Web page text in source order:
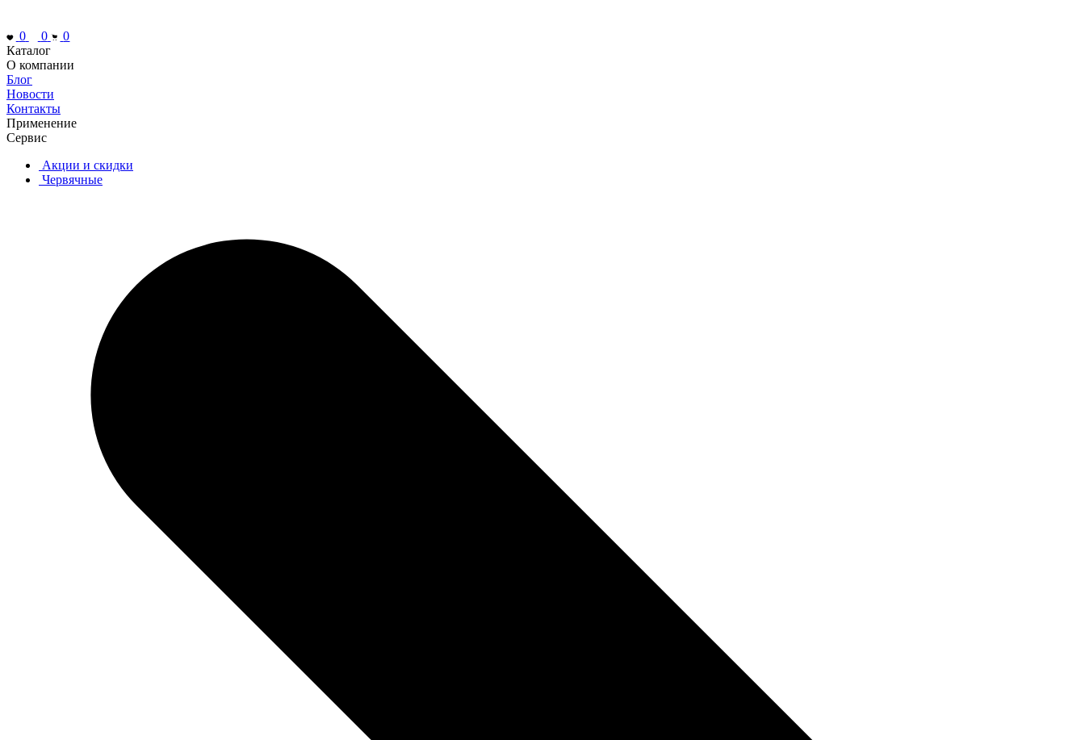
0 0
0
Каталог
О компании
Блог
Новости
Контакты
Применение
Сервис
Акции и скидки
Червячные